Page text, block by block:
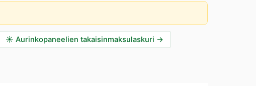
☀️ Aurinkopaneelien takaisinmaksulaskuri →